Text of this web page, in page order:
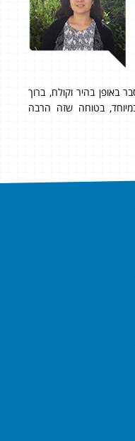
באופן בהיר וקולח, ברוך
בטוחה שזה הרבה